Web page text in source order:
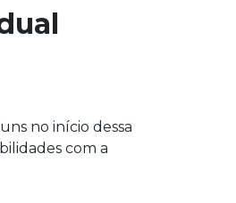
no início dessa
com a